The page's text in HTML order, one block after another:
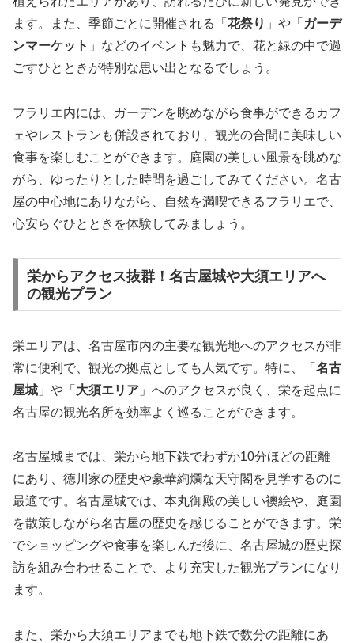
ます。また、季節ごとに開催される「 花祭り 」や「 ガーデ
ンマーケット 」などのイベントも魅力で、花と緑の中で過
ごすひとときが特別な思い出となるでしょう。
フラリエ内には、ガーデンを眺めながら食事ができるカフ
ェやレストランも併設されており、観光の合間に美味しい
食事を楽しむことができます。庭園の美しい風景を眺めな
がら、ゆったりとした時間を過ごしてみてください。名古
屋の中心地にありながら、自然を満喫できるフラリエで、
心安らぐひとときを体験してみましょう。
栄からアクセス抜群！名古屋城や大須エリアへ
の観光プラン
栄エリアは、名古屋市内の主要な観光地へのアクセスが非
常に便利で、観光の拠点としても人気です。特に、「 名古
屋城 」や「 大須エリア 」へのアクセスが良く、栄を起点に
名古屋の観光名所を効率よく巡ることができます。
名古屋城までは、栄から地下鉄でわずか10分ほどの距離
にあり、徳川家の歴史や豪華絢爛な天守閣を見学するのに
最適です。名古屋城では、本丸御殿の美しい襖絵や、庭園
を散策しながら名古屋の歴史を感じることができます。栄
でショッピングや食事を楽しんだ後に、名古屋城の歴史探
訪を組み合わせることで、より充実した観光プランになり
ます。
また、栄から大須エリアまでも地下鉄で数分の距離にあ